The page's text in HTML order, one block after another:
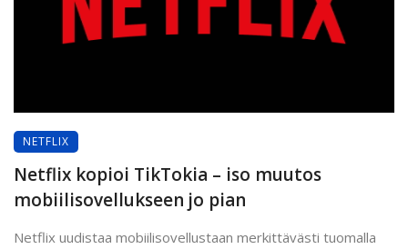
NETFLIX
Netflix kopioi TikTokia – iso muutos
mobiilisovellukseen jo pian
Netflix uudistaa mobiilisovellustaan merkittävästi tuomalla